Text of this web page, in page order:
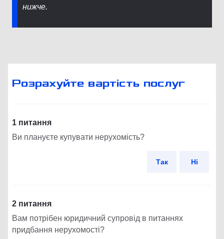
нижче.
Розрахуйте вартість послуг
1 питання
Ви плануєте купувати нерухомість?
Так Ні
2 питання
Вам потрібен юридичний супровід в питаннях
придбання нерухомості?